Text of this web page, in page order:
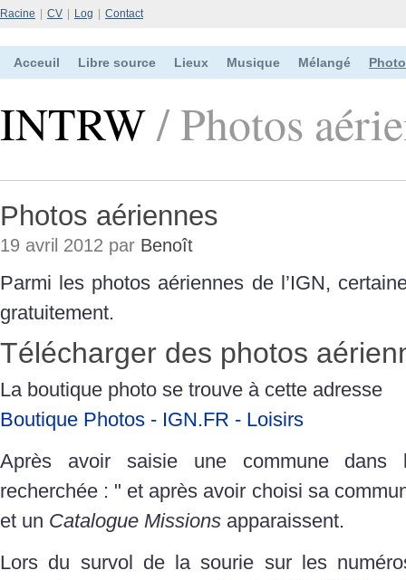
Racine CV Log Contact
Acceuil Libre source Lieux Musique Mélangé
INTRW/ Photos
Photos aériennes
19 avril 2012 par Benoît
Parmi les photos aériennes de l’IGN,
gratuitement.
Télécharger des photos
La boutique photo se trouve à cette adresse
Boutique Photos - IGN.FR - Loisirs
Après avoir saisie une commune dans
recherchée : " et après avoir choisi sa
et un Catalogue Missions apparaissent.
Lors du survol de la sourie sur les